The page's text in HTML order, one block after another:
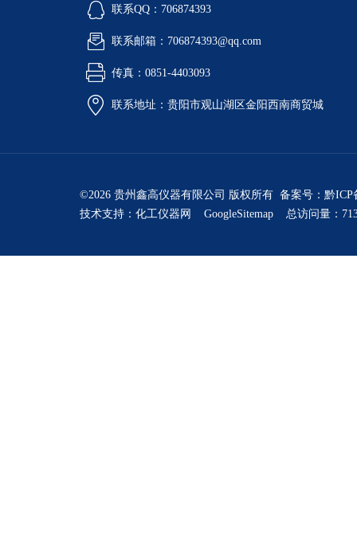
联系QQ：706874393
联系邮箱：706874393@qq.com
传真：0851-4403093
联系地址：贵阳市观山湖区金阳西南商贸城
©2026 贵州鑫高仪器有限公司 版权所有 备案号： 黔ICP
技术支持： 化工仪器网 GoogleSitemap 总访问量：